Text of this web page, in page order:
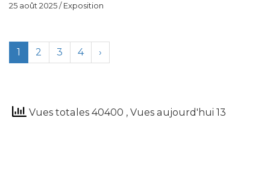
25 août 2025/Exposition
1 2 3 4 ›
Vues totales 40400 , Vues aujourd'hui 13